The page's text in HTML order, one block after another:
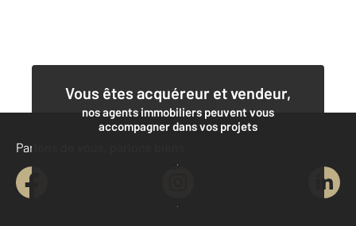
Vous êtes acquéreur et vendeur,
nos agents immobiliers peuvent vous
accompagner dans vos projets
Contacter l'agence
Demander une estimation
Parlons de vous, parlons biens